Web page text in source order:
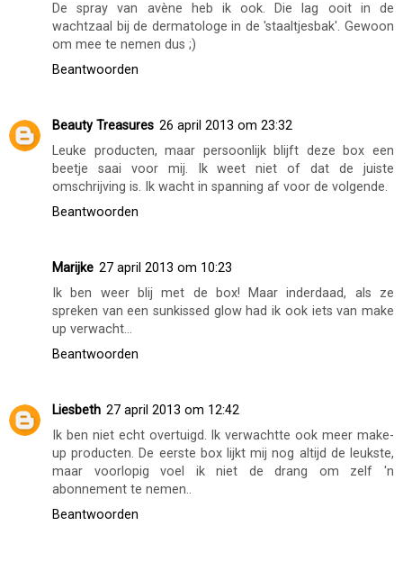
De spray van avène heb ik ook. Die lag ooit in de
wachtzaal bij de dermatologe in de 'staaltjesbak'. Gewoon
om mee te nemen dus ;)
Beantwoorden
Beauty Treasures 26 april 2013 om 23:32
Leuke producten, maar persoonlijk blijft deze box een
beetje saai voor mij. Ik weet niet of dat de juiste
omschrijving is. Ik wacht in spanning af voor de volgende.
Beantwoorden
Marijke 27 april 2013 om 10:23
Ik ben weer blij met de box! Maar inderdaad, als ze
spreken van een sunkissed glow had ik ook iets van make
up verwacht...
Beantwoorden
Liesbeth 27 april 2013 om 12:42
Ik ben niet echt overtuigd. Ik verwachtte ook meer make-
up producten. De eerste box lijkt mij nog altijd de leukste,
maar voorlopig voel ik niet de drang om zelf 'n
abonnement te nemen..
Beantwoorden